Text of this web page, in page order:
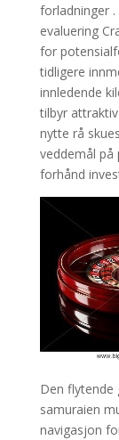
forladninger
evaluering
for
tidligere
innledende
tilbyr
nytte rå
veddemål på
forhånd
Den flytende
samuraien
navigasjon